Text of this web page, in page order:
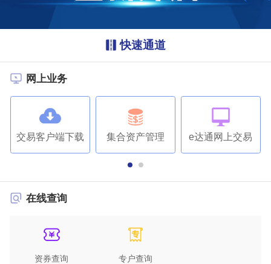
快速通道
网上业务
交易客户端下载 集合资产管理 e达通网上交易
在线查询
资券查询 专户查询